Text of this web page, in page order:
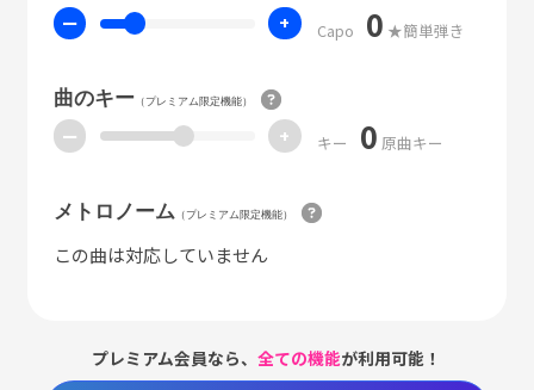
ー + Capo 0 ★簡単弾き
曲のキー（プレミアム限定機能）
ー + キー 0 原曲キー
メトロノーム （プレミアム限定機能）
この曲は対応していません
プレミアム会員なら、全ての機能が利用可能！